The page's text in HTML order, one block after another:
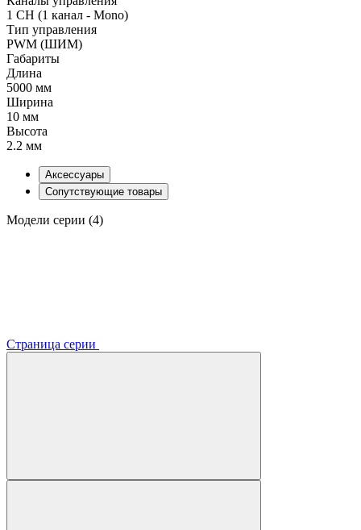
1 CH (1 канал - Mono)
Тип управления
PWM (ШИМ)
Габариты
Длина
5000 мм
Ширина
10 мм
Высота
2.2 мм
Аксессуары
Сопутствующие товары
Модели серии (4)
Страница серии